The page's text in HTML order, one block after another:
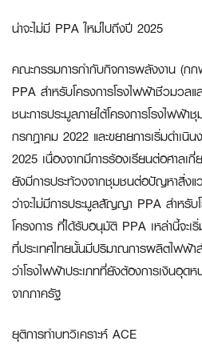
น่าจะไม่มี PPA ใหม่ไปถึงปี 2025
คณะกรรมการกำกับกิจการพลังงาน (ก
PPA สำหรับโครงการโรงไฟฟ้าชีวมว
ชนะการประมูลภายใต้โครงการโรงไฟฟ้
กรกฎาคม 2022 และขยายการเริ่มดำเนิน
2025 เนื่องจากมีการร้องเรียนต่อศาลเ
ยังมีการประท้วงจากชุมชนต่อปัญหาสิ่งแ
ว่าจะไม่มีการประมูลสัญญา PPA สำหรับ
โครงการ ที่ได้รับอนุมัติ PPA เหล่านี้จะเ
ที่ประเทศไทยนั้นมีปริมาณการผลิตไฟฟ้า
ว่าโรงไฟฟ้าประเภทที่ยังต้องการเงินอุด
จากภาครัฐ
ยุติการทำบทวิเคราะห์ ACE